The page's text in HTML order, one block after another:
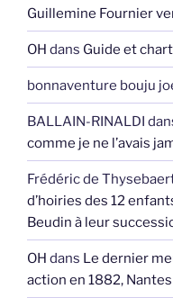
Guillemine Fournier
OH dans Guide et
bonnaventure bouju
BALLAIN-RINALDI
comme je ne l’avais
Frédéric de
d’hoiries des 12
Beudin à leur
OH dans Le dernier
action en 1882,